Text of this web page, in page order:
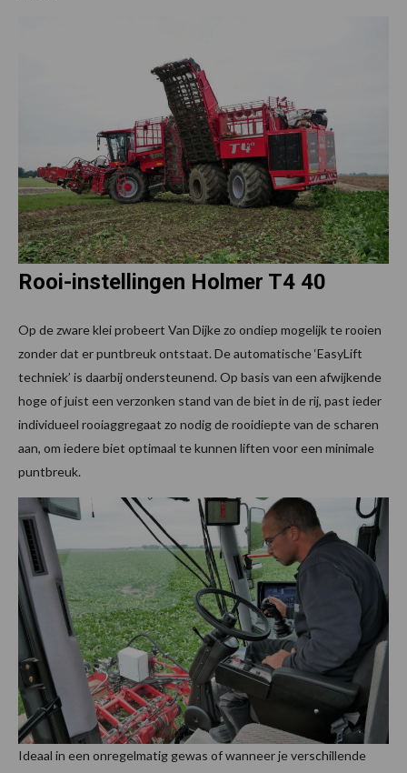
Rooi-instellingen Holmer T4 40
Op de zware klei probeert Van Dijke zo ondiep mogelijk te rooien
zonder dat er puntbreuk ontstaat. De automatische ‘EasyLift
techniek’ is daarbij ondersteunend. Op basis van een afwijkende
hoge of juist een verzonken stand van de biet in de rij, past ieder
individueel rooiaggregaat zo nodig de rooidiepte van de scharen
aan, om iedere biet optimaal te kunnen liften voor een minimale
puntbreuk.
Ideaal in een onregelmatig gewas of wanneer je verschillende